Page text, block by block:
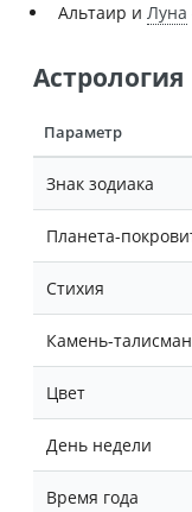
Альтаир и Луна
Астрология
Параметр
Знак зодиака
Планета-
Стихия
Камень-талисман
Цвет
День недели
Время года